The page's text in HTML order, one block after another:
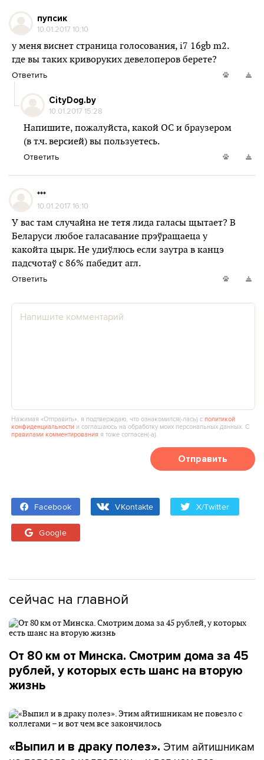
пупсик
10.01.2017 10:10
у меня виснет страница голосования, i7 16gb m2.
где вы таких криворуких девелоперов берете?
Ответить
CityDog.by
10.01.2017 15:28
Напишите, пожалуйста, какой ОС и браузером
(в т.ч. версией) вы пользуетесь.
Ответить
***
10.01.2017 16:10
У вас там случайна не тетя лида галасы щытает? В
Беларуси любое галасавание прэўращаеца у
какойта цырк. Не удиўлюсь если заутра в канцэ
падсчотаў с 86% пабедит агл.
Ответить
Нажимая «Отправить», я подтверждаю, что ознакомился(‑лась) сполитикой
конфиденциальности и соглашаюсь на обработку моих персональных данных. С
правилами комментирования я тоже согласен(‑а).
Отправить
Facebook VKontakte X/Twitter
Google
сейчас на главной
От 80 км от Минска. Смотрим дома за 45
рублей, у которых есть шанс на вторую
жизнь
«Выпил и в драку полез». Этим айтишникам